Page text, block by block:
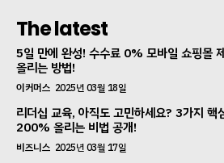
The latest
5일 만에 완성! 수수료 0% 모바일 쇼핑몰
올리는 방법!
이커머스 2025년 03월 18일
리더십 교육, 아직도 고민하세요? 3가지 핵
200% 올리는 비법 공개!
비즈니스 2025년 03월 17일